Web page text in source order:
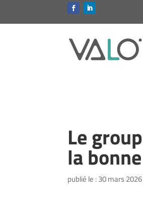
Le
la
publié le : 30 mars 2026